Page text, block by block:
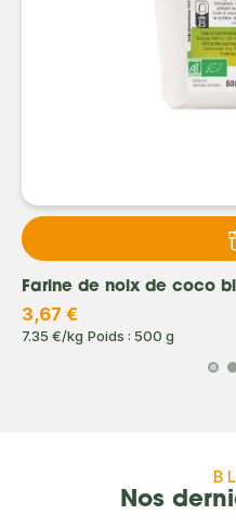
Farine de noix de coco
3,67 €
7.35 €/kg Poids : 500 g
Nos